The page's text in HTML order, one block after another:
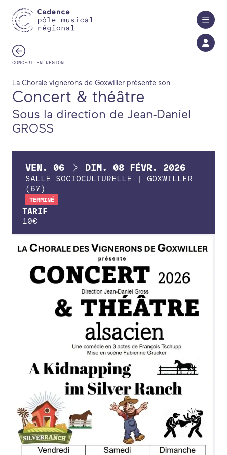
CONCERT EN RÉGION
La Chorale vignerons de Goxwiller présente son
Concert & théâtre
Sous la direction de Jean-Daniel
GROSS
DU
VEN. 06 AU
DIM. 08 FÉVR. 2026
SALLE SOCIOCULTURELLE | GOXWILLER
(67)
TERMINÉ
TARIF
10€
FORMATIONS
ATELIERS
RENCONTRES